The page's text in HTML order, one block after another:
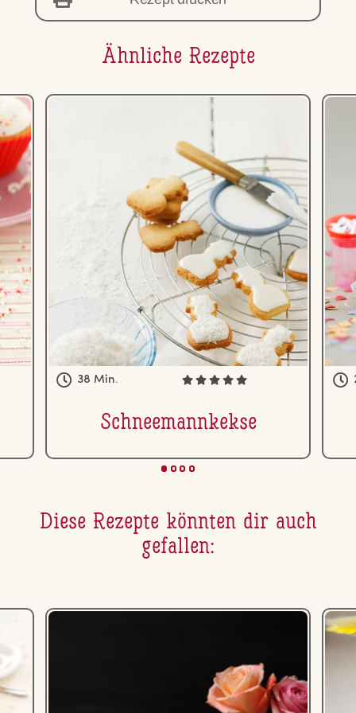
Ähnliche Rezepte
38 Min.
Schnee­mann­kek­se
Diese Rezepte könnten dir auch
gefallen: